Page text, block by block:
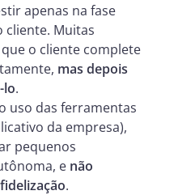
apenas na fase
cliente. Muitas
o cliente complete
mas depois
lo.
uso das ferramentas
da empresa),
pequenos
e não
.